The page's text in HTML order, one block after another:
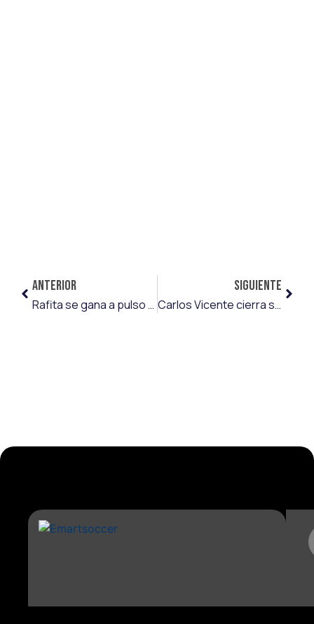
ANTERIOR
Rafita se gana a pulso un sitio fijo en el primer equipo del Málaga CF
SIGUIENTE
Carlos Vicente cierra su etapa en el Deportivo Alavés y se marcha traspasado al Birmingham City FC